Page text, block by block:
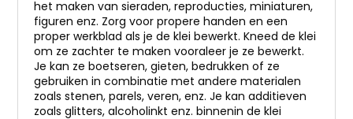
het maken van sieraden, reproducties, miniaturen,
figuren enz. Zorg voor propere handen en een
proper werkblad als je de klei bewerkt. Kneed de klei
om ze zachter te maken vooraleer je ze bewerkt.
Je kan ze boetseren, gieten, bedrukken of ze
gebruiken in combinatie met andere materialen
zoals stenen, parels, veren, enz. Je kan additieven
zoals glitters, alcoholinkt enz. binnenin de klei